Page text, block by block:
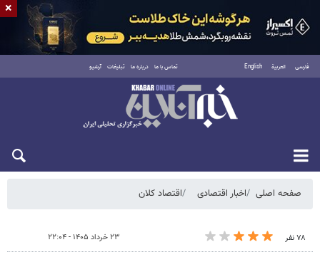
فارسی العربية English تماس با ما درباره ما تبلیغات آرشیو
شنبه ۱۷ مرداد ۱۴۰۵
صفحه اصلی اخبار اقتصادی اقتصاد کلان
۷۸ نفر ۲۳ خرداد ۱۴۰۵ - ۲۲:۰۴
×